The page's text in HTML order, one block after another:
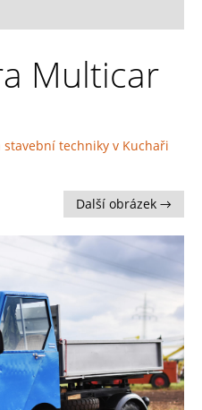
Multicar
techniky v Kuchaři
Další obrázek →